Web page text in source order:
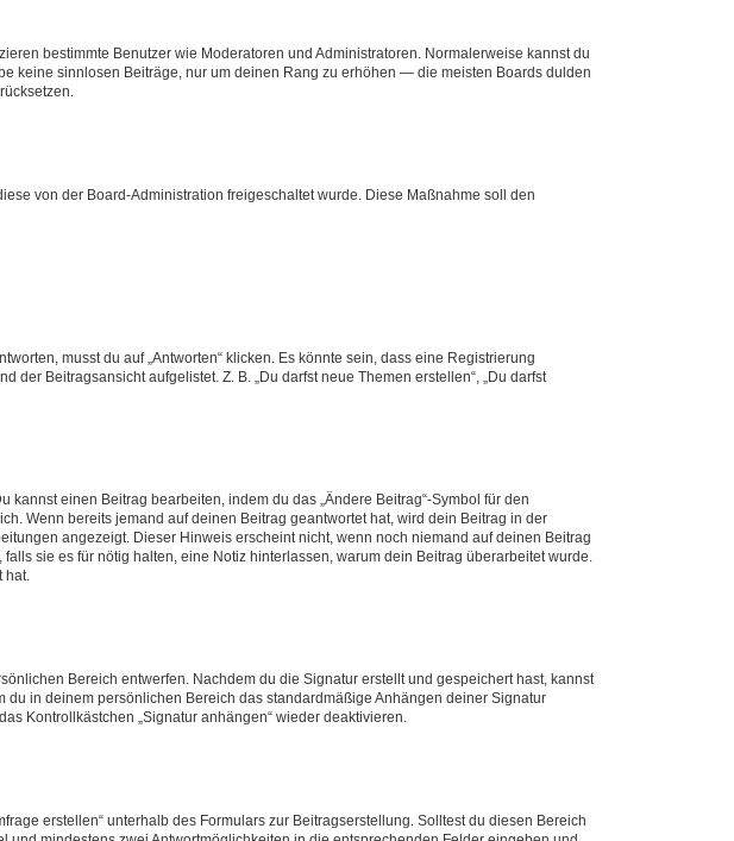
bestimmte Benutzer wie Moderatoren und Administratoren. Normalerweise kannst du
keine sinnlosen Beiträge, nur um deinen Rang zu erhöhen — die meisten Boards dulden
von der Board-Administration freigeschaltet wurde. Diese Maßnahme soll den
musst du auf „Antworten“ klicken. Es könnte sein, dass eine Registrierung
Beitragsansicht aufgelistet. Z. B. „Du darfst neue Themen erstellen“, „Du darfst
einen Beitrag bearbeiten, indem du das „Ändere Beitrag“-Symbol für den
Wenn bereits jemand auf deinen Beitrag geantwortet hat, wird dein Beitrag in der
angezeigt. Dieser Hinweis erscheint nicht, wenn noch niemand auf deinen Beitrag
sie es für nötig halten, eine Notiz hinterlassen, warum dein Beitrag überarbeitet wurde.
Bereich entwerfen. Nachdem du die Signatur erstellt und gespeichert hast, kannst
in deinem persönlichen Bereich das standardmäßige Anhängen deiner Signatur
Kontrollkästchen „Signatur anhängen“ wieder deaktivieren.
erstellen“ unterhalb des Formulars zur Beitragserstellung. Solltest du diesen Bereich